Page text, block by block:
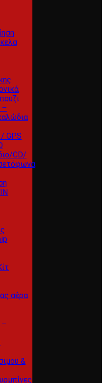
–
GPS
CD/
αέρα
–
&